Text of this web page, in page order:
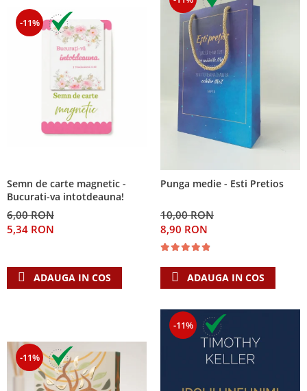
-11%
Semn de carte magnetic -
Bucurati-va intotdeauna!
6,00 RON
5,34 RON
ADAUGA IN COS
Punga medie - Esti Pretios
10,00 RON
8,90 RON
ADAUGA IN COS
-11%
-11%